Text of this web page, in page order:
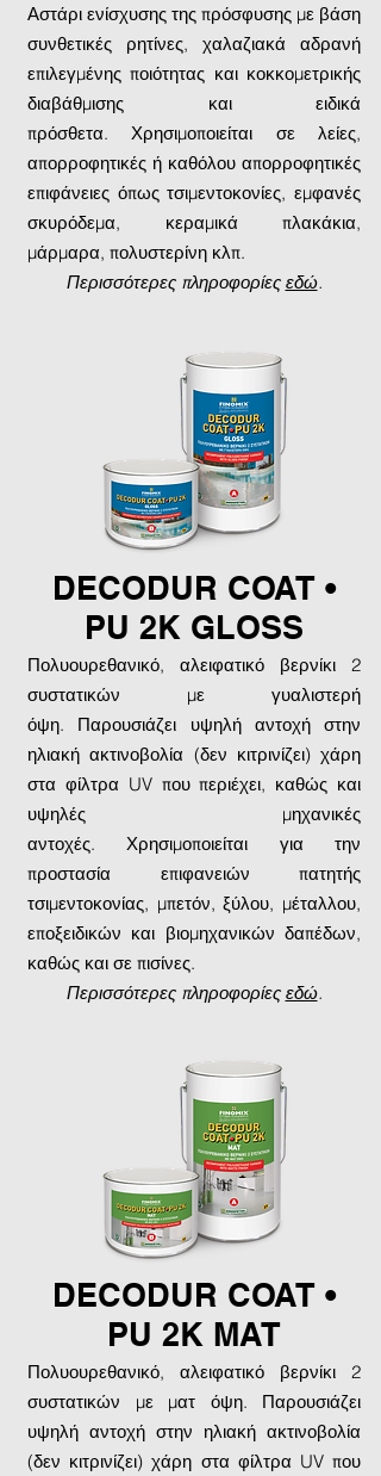
Αστάρι ενίσχυσης της πρόσφυσης με βάση
συνθετικές ρητίνες, χαλαζιακά αδρανή
επιλεγµένης ποιότητας και κοκκοµετρικής
διαβάθµισης και ειδικά
πρόσθετα. Χρησιµοποιείται σε λείες,
απορροφητικές ή καθόλου απορροφητικές
επιφάνειες όπως τσιµεντοκονίες, εµφανές
σκυρόδεµα, κεραµικά πλακάκια,
µάρµαρα, πολυστερίνη κλπ.
Περισσότερες πληροφορίες εδώ.
DECODUR COAT •
PU 2K GLOSS
Πολυουρεθανικό, αλειφατικό βερνίκι 2
συστατικών με γυαλιστερή
όψη. Παρουσιάζει υψηλή αντοχή στην
ηλιακή ακτινοβολία (δεν κιτρινίζει) χάρη
στα φίλτρα UV που περιέχει, καθώς και
υψηλές μηχανικές
αντοχές. Χρησιμοποιείται για την
προστασία επιφανειών πατητής
τσιμεντοκονίας, μπετόν, ξύλου, μέταλλου,
εποξειδικών και βιομηχανικών δαπέδων,
καθώς και σε πισίνες.
Περισσότερες πληροφορίες εδώ.
DECODUR COAT •
PU 2K MAT
Πολυουρεθανικό, αλειφατικό βερνίκι 2
συστατικών με ματ όψη. Παρουσιάζει
υψηλή αντοχή στην ηλιακή ακτινοβολία
(δεν κιτρινίζει) χάρη στα φίλτρα UV που